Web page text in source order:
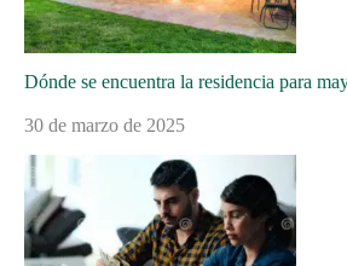
Dónde se encuentra la residencia para
30 de marzo de 2025